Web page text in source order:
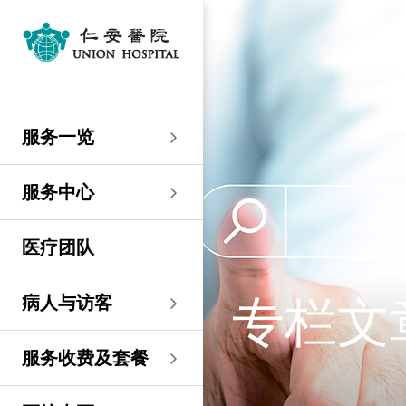
服务一览
服务一览
急症及门诊
专科服务
专科服务
妇产科／生殖医学
妇产科／生殖医学
妇产科
生殖医学科
外科
外科
乳房健康
泌尿外科
心胸肺外科
整形外科
骨科
内科
肠胃肝脏科
呼吸系统科
内分泌及糖尿科
肾科
肿瘤科
儿科
小儿外科及小儿泌尿科
过敏专科服务
其他医疗服务
其他医疗服务
健康检查
疫苗注射
物理治疗
言语治疗
服务中心
服务中心
大围仁安医院
仁安微创中心
儿科/婴儿健康中心
乳房保健及治疗中心
仁安内视镜及日间手
术中心
尖沙咀 H Zentre
尖沙咀 H Zentre
仁安肿瘤中心
仁安医疗造影体检中
心
尖沙咀美丽华广场
尖沙咀美丽华广场
仁安植发中心
仁安医院分科诊所 (尖
沙咀)
仁安医院分科诊所 (尖
仁安医院分科诊所 (尖
沙咀) 内视镜及日间治
疗中心
分科诊所
分科诊所
沙咀)
仁安医院分科诊所 (将
军澳)
仁安医院分科诊所
仁安医院分科诊所
仁安医院分科诊所
(荃湾)
医疗团队
病人与访客
病人与访客
入院准备
留院指南
部门服务时间
恶劣天气安排
病人权益
病人权益
病人与家庭委员会
意见回馈
健康资讯
健康资讯
小册子
服务收费及套餐
服务收费及套餐
医疗券计划
医护专区
费用预算
费用预算
度的先导计划
住院及手术费用预计表
服务费用预算
休假通知只适用于V-
CODE医生
护士训练学校
护士网上培训系统
(CNE)
关于仁安
仁安概览
纪念日志
医学研究
认证及奖项
仁心仁术慈善计划
资讯中心
资讯中心
新闻稿
专栏文章
小册子
感染控制
职位空缺
联络我们
位置及交通
意见回馈
其他查询
专栏文